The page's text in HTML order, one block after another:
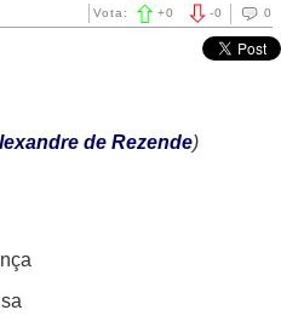
0
-0
Vota: +0
de Rezende)